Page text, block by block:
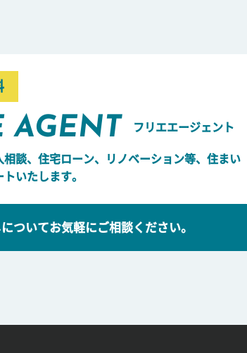
AGENT フリエエージェント
相談、住宅ローン、リノベーション等、住まい
いたします。
ついてお気軽にご相談ください。